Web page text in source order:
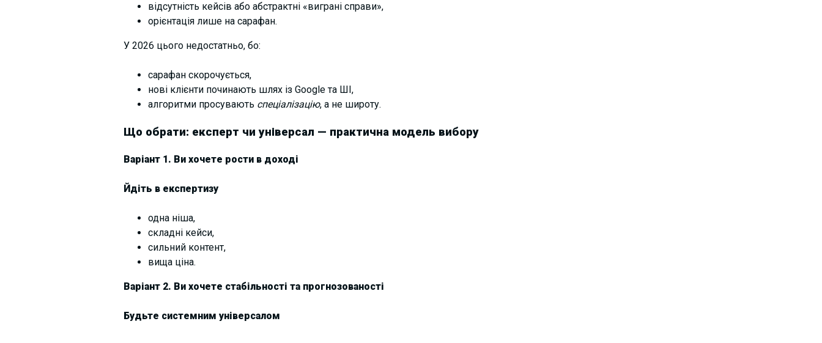
відсутність кейсів або абстрактні «виграні справи»,
орієнтація лише на сарафан.
У 2026 цього недостатньо, бо:
сарафан скорочується,
нові клієнти починають шлях із Google та ШІ,
алгоритми просувають спеціалізацію, а не широту.
Що обрати: експерт чи універсал — практична модель вибору
Варіант 1. Ви хочете рости в доході
Йдіть в експертизу
одна ніша,
складні кейси,
сильний контент,
вища ціна.
Варіант 2. Ви хочете стабільності та прогнозованості
Будьте системним універсалом